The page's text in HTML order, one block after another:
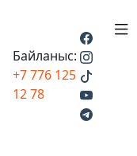
Байланыс:
+7 776 125
12 78